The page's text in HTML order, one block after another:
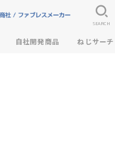
自社開発商品 ねじサーチ
SEARCH